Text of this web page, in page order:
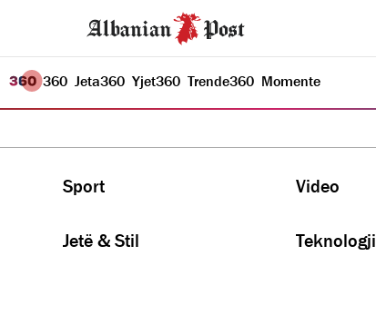
360 Jeta360 Yjet360 Trende360 Momente
Sport Video
Jetë & Stil Teknologji